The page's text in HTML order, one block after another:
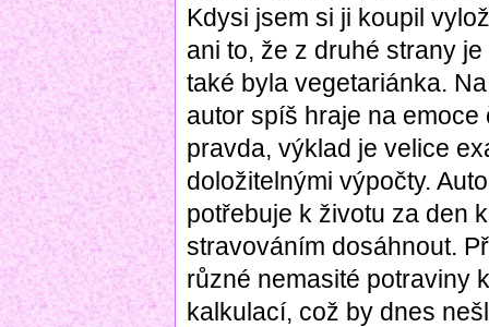
Kdysi jsem si ji koupil
ani to, že z druhé strany
také byla vegetariánka.
autor spíš hraje na
pravda, výklad je velice
doložitelnými výpočty.
potřebuje k životu za den
stravováním dosáhnout.
různé nemasité potraviny
kalkulací, což by dnes